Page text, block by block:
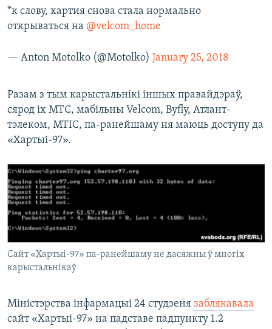
*к слову, хартия снова стала нормально
открываться на @velcom_home
— Anton Motolko (@Motolko) January 25, 2018
Разам з тым карыстальнікі іншых правайдэраў,
сярод іх МТС, мабільны Velcom, Byfly, Атлант-
тэлеком, МТІС, па-ранейшаму ня маюць доступу да
«Хартыі-97».
Сайт «Хартыі-97» па-ранейшаму не дасяжны ў многіх
карыстальнікаў
Міністэрства інфармацыі 24 студзеня заблякавала
сайт «Хартыі-97» на падставе падпункту 1.2